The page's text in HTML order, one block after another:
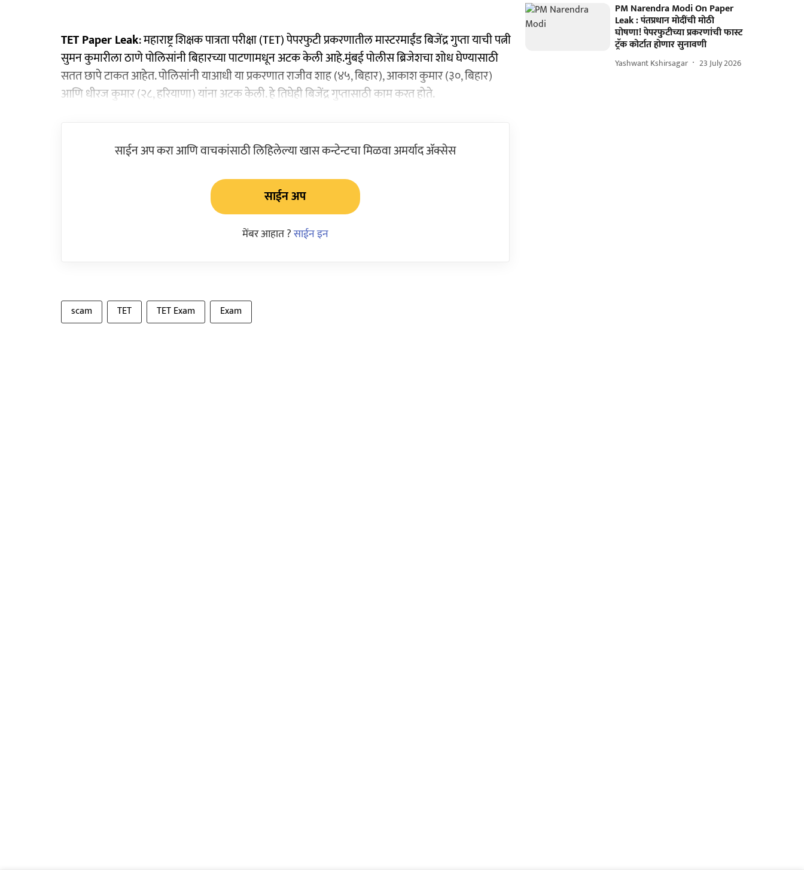
TET Paper Leak: महाराष्ट्र शिक्षक पात्रता परीक्षा (TET) पेपरफुटी प्रकरणातील मास्टरमाईंड बिजेंद्र गुप्ता याची पत्नी
सुमन कुमारीला ठाणे पोलिसांनी बिहारच्या पाटणामधून अटक केली आहे.मुंबई पोलीस ब्रिजेशचा शोध घेण्यासाठी
सतत छापे टाकत आहेत. पोलिसांनी याआधी या प्रकरणात राजीव शाह (४५, बिहार), आकाश कुमार (३०, बिहार)
आणि धीरज कुमार (२८, हरियाणा) यांना अटक केली. हे तिघेही बिजेंद्र गुप्तासाठी काम करत होते.
साईन अप करा आणि वाचकांसाठी लिहिलेल्या खास कन्टेन्टचा मिळवा अमर्याद ॲक्सेस
साईन अप
मेंबर आहात ?साईन इन
scam TET TET Exam Exam
PM Narendra Modi On Paper
Leak : पंतप्रधान मोदींची मोठी
घोषणा! पेपरफुटीच्या प्रकरणांची फास्ट
ट्रॅक कोर्टात होणार सुनावणी
Yashwant Kshirsagar 23 July 2026